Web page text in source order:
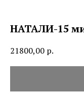
НАТАЛИ-15
21800,00 р.